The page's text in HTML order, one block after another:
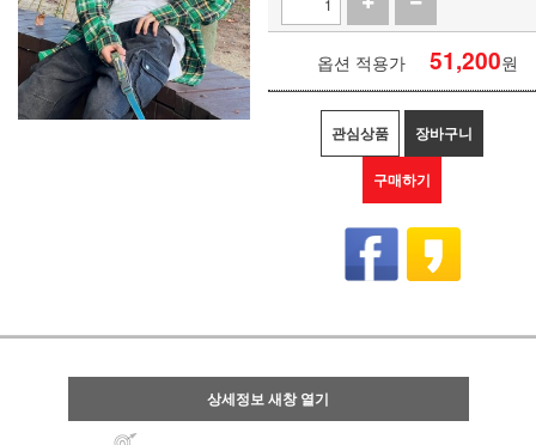
옵션 적용가 51,200원
관심상품 장바구니
구매하기
상세정보 새창 열기